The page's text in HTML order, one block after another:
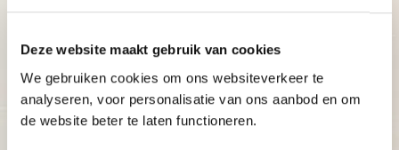
Deze website maakt gebruik van cookies
We gebruiken cookies om ons websiteverkeer te
analyseren, voor personalisatie van ons aanbod en om
de website beter te laten functioneren.